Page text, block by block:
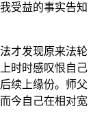
受益的事实告知
才发现原来法轮
时时感叹恨自己
续上缘份。师父
今自己在相对宽